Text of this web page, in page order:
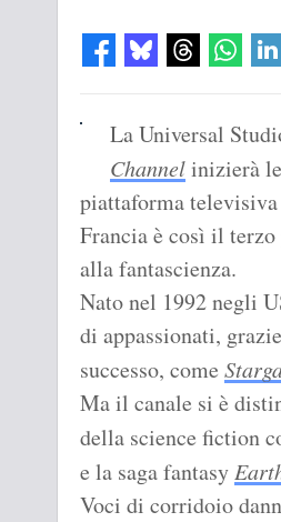
La Universal
Channelinizierà
piattaforma
Francia è così il terzo
alla fantascienza.
Nato nel 1992 negli
di appassionati,
successo, come
Ma il canale si è
della science fiction
e la saga fantasy
Voci di corridoio